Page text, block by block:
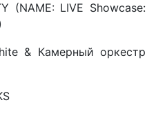
(NAME: LIVE Showcase:
& Камерный оркестр